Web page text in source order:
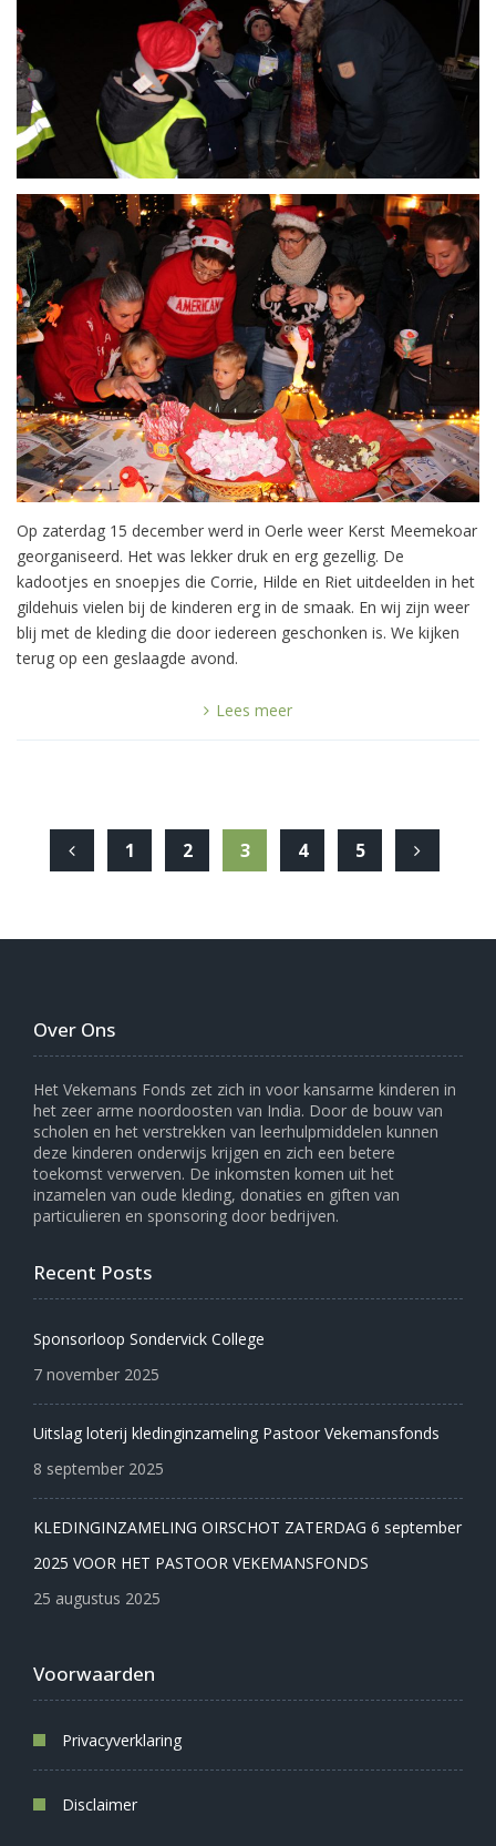
Op zaterdag 15 december werd in Oerle weer Kerst Meemekoar
georganiseerd. Het was lekker druk en erg gezellig. De
kadootjes en snoepjes die Corrie, Hilde en Riet uitdeelden in het
gildehuis vielen bij de kinderen erg in de smaak. En wij zijn weer
blij met de kleding die door iedereen geschonken is. We kijken
terug op een geslaagde avond.
Lees meer
1 2 3 4 5
Over Ons
Het Vekemans Fonds zet zich in voor kansarme kinderen in
het zeer arme noordoosten van India. Door de bouw van
scholen en het verstrekken van leerhulpmiddelen kunnen
deze kinderen onderwijs krijgen en zich een betere
toekomst verwerven. De inkomsten komen uit het
inzamelen van oude kleding, donaties en giften van
particulieren en sponsoring door bedrijven.
Recent Posts
Sponsorloop Sondervick College
7 november 2025
Uitslag loterij kledinginzameling Pastoor Vekemansfonds
8 september 2025
KLEDINGINZAMELING OIRSCHOT ZATERDAG 6 september
2025 VOOR HET PASTOOR VEKEMANSFONDS
25 augustus 2025
Voorwaarden
Privacyverklaring
Disclaimer